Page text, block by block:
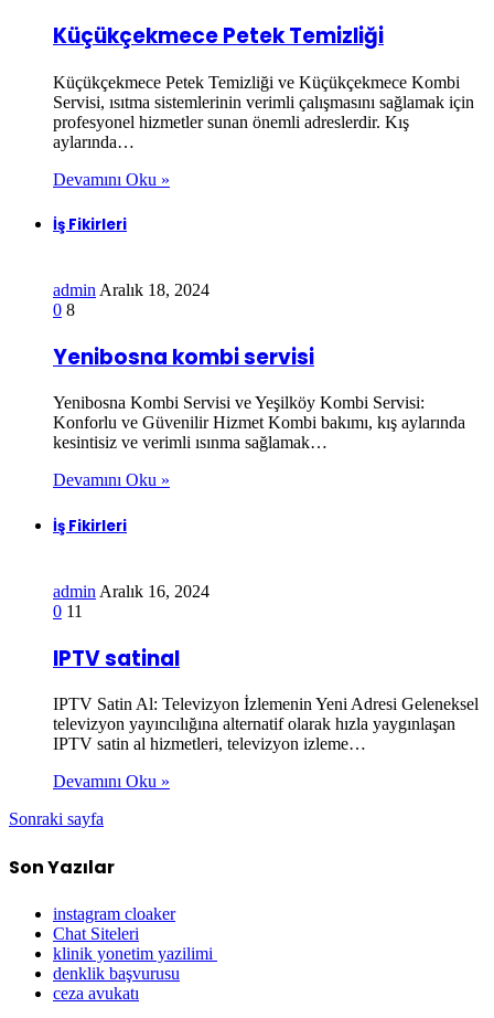
Küçükçekmece Petek Temizliği
Küçükçekmece Petek Temizliği ve Küçükçekmece Kombi
Servisi, ısıtma sistemlerinin verimli çalışmasını sağlamak için
profesyonel hizmetler sunan önemli adreslerdir. Kış
aylarında…
Devamını Oku »
İş Fikirleri
admin Aralık 18, 2024
0 8
Yenibosna kombi servisi
Yenibosna Kombi Servisi ve Yeşilköy Kombi Servisi:
Konforlu ve Güvenilir Hizmet Kombi bakımı, kış aylarında
kesintisiz ve verimli ısınma sağlamak…
Devamını Oku »
İş Fikirleri
admin Aralık 16, 2024
0 11
IPTV satinal
IPTV Satin Al: Televizyon İzlemenin Yeni Adresi Geleneksel
televizyon yayıncılığına alternatif olarak hızla yaygınlaşan
IPTV satin al hizmetleri, televizyon izleme…
Devamını Oku »
Sonraki sayfa
Son Yazılar
instagram cloaker
Chat Siteleri
klinik yonetim yazilimi
denklik başvurusu
ceza avukatı